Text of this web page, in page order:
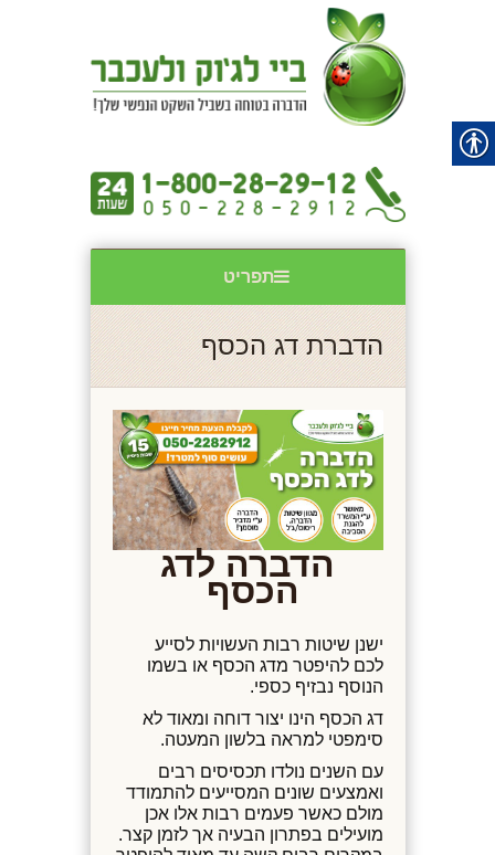
תפריט
הדברת דג הכסף
הדברה לדג
הכסף
ישנן שיטות רבות העשויות לסייע
לכם להיפטר מדג הכסף או בשמו
הנוסף נבזיף כספי.
דג הכסף הינו יצור דוחה ומאוד לא
סימפטי למראה בלשון המעטה.
עם השנים נולדו תכסיסים רבים
ואמצעים שונים המסייעים להתמודד
מולם כאשר פעמים רבות אלו אכן
מועילים בפתרון הבעיה אך לזמן קצר.